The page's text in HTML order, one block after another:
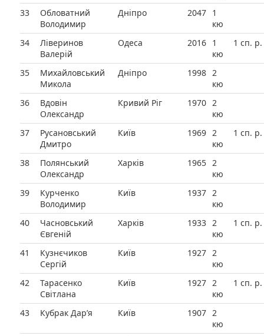
33
Обловатний
Володимир
Дніпро 2047 1
кю
34
Ліверинов
Валерій
Одеса 2016 1
кю
1 сп. р.
35
Михайловський
Микола
Дніпро 1998 2
кю
36
Вдовін
Олександр
Кривий Ріг 1970 2
кю
37
Русановський
Дмитро
Київ 1969 2
кю
1 сп. р.
38
Полянський
Олександр
Харків 1965 2
кю
39
Курченко
Володимир
Київ 1937 2
кю
40
Часновський
Євгеній
Харків 1933 2
кю
1 сп. р.
41
Кузнєчиков
Сергій
Київ 1927 2
кю
42
Тарасенко
Світлана
Київ 1927 2
кю
1 сп. р.
43 Кубрак Дар’я Київ 1907 2
кю